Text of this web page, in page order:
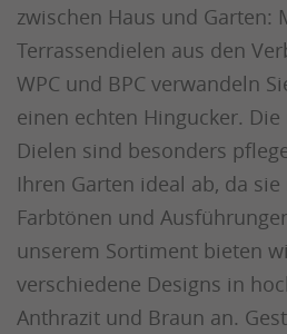
zwischen Haus und Garten:
Terrassendielen aus den
WPC und BPC verwandeln
einen echten Hingucker. Die
Dielen sind besonders
Ihren Garten ideal ab, da
Farbtönen und
unserem Sortiment bieten
verschiedene Designs in
Anthrazit und Braun an.